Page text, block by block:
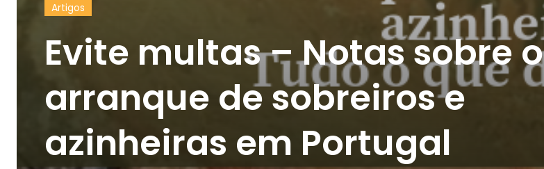
Artigos
Evite multas – Notas sobre o
arranque de sobreiros e
azinheiras em Portugal